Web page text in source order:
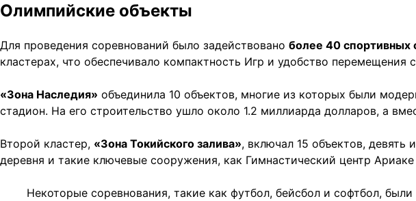
Олимпийские объекты
Для проведения соревнований было задействовано более 40 спортивных
кластерах, что обеспечивало компактность Игр и удобство перемещения
«Зона Наследия» объединила 10 объектов, многие из которых были
стадион. На его строительство ушло около 1.2 миллиарда долларов, а
Второй кластер, «Зона Токийского залива», включал 15 объектов,
деревня и такие ключевые сооружения, как Гимнастический центр
Некоторые соревнования, такие как футбол, бейсбол и софтбол,